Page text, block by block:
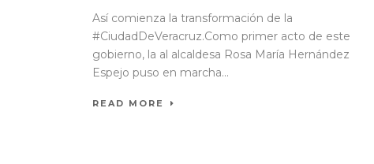
Así comienza la transformación de la
#CiudadDeVeracruz.Como primer acto de este
gobierno, la al alcaldesa Rosa María Hernández
Espejo puso en marcha...
READ MORE